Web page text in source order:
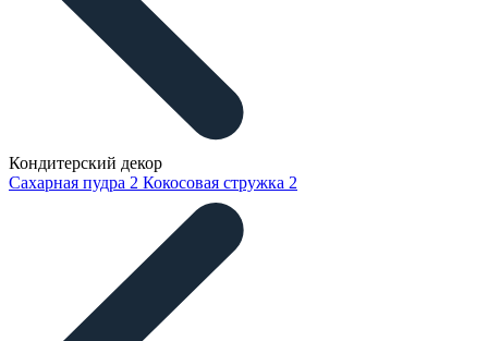
Кондитерский декор
Сахарная пудра 2 Кокосовая стружка 2